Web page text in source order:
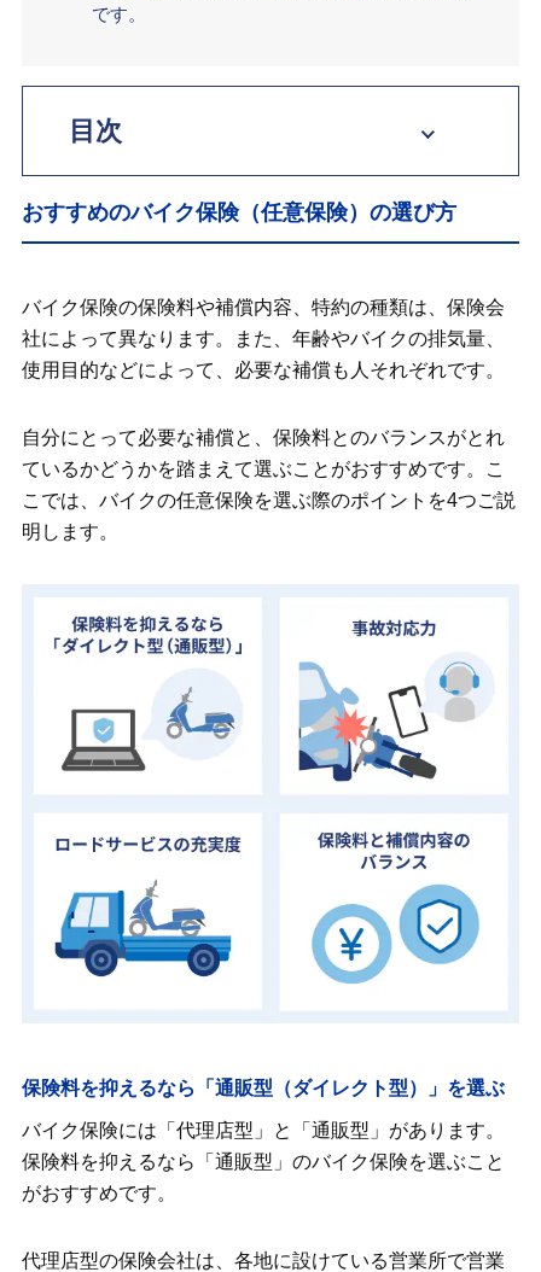
です。
目次
おすすめのバイク保険（任意保険）の選
び方
【使用目的別】おすすめのバイク保険
チューリッヒのバイク保険がおすすめの
バイク保険の加入をおすすめする理由
学生や18歳未満でもバイク保険を契約で
スを見て選ぼう
おすすめのバイク保険（任意保険）の選び方
バイク保険の保険料や補償内容、特約の種類は、保険会
社によって異なります。また、年齢やバイクの排気量、
使用目的などによって、必要な補償も人それぞれです。
自分にとって必要な補償と、保険料とのバランスがとれ
ているかどうかを踏まえて選ぶことがおすすめです。こ
こでは、バイクの任意保険を選ぶ際のポイントを4つご説
明します。
保険料を抑えるなら「通販型（ダイレクト型）」を選ぶ
バイク保険には「代理店型」と「通販型」があります。
保険料を抑えるなら「通販型」のバイク保険を選ぶこと
がおすすめです。
代理店型の保険会社は、各地に設けている営業所で営業